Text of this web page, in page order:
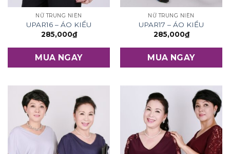
NỮ TRUNG NIÊN
UPAR16 – ÁO KIỂU
285,000₫
MUA NGAY
NỮ TRUNG NIÊN
UPAR17 – ÁO KIỂU
285,000₫
MUA NGAY